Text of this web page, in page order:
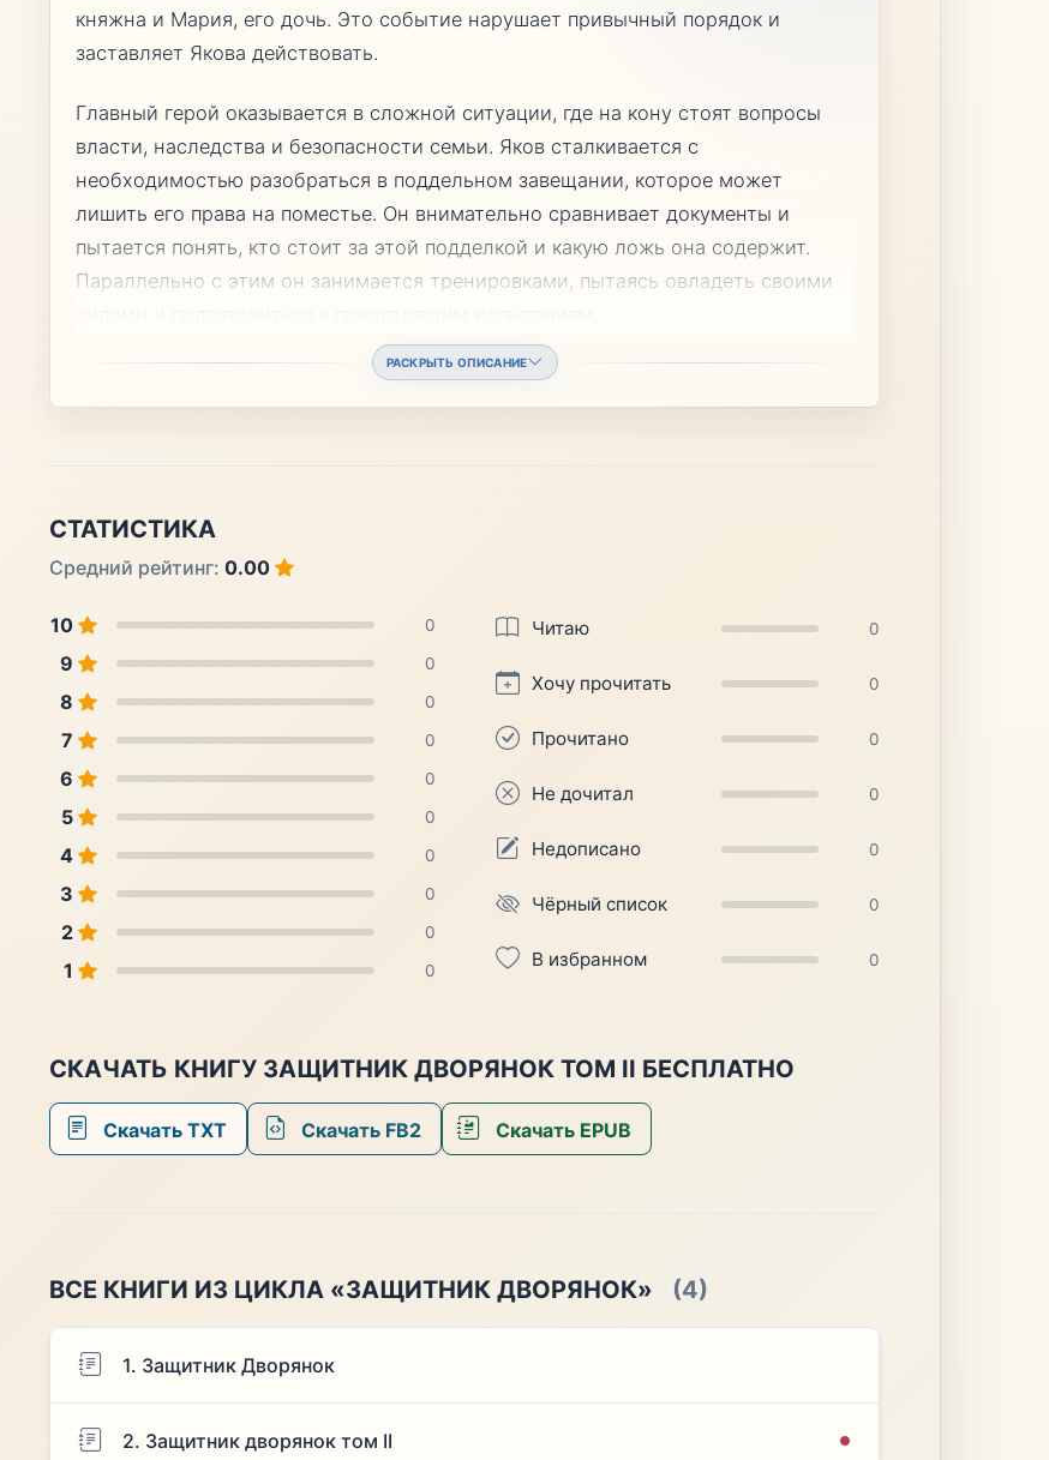
княжна и Мария, его дочь. Это событие нарушает привычный порядок и
заставляет Якова действовать.
Главный герой оказывается в сложной ситуации, где на кону стоят вопросы
власти, наследства и безопасности семьи. Яков сталкивается с
необходимостью разобраться в поддельном завещании, которое может
лишить его права на поместье. Он внимательно сравнивает документы и
пытается понять, кто стоит за этой подделкой и какую ложь она содержит.
Параллельно с этим он занимается тренировками, пытаясь овладеть своими
РАСКРЫТЬ ОПИСАНИЕ
СТАТИСТИКА
Средний рейтинг: 0.00
10 0
9 0
8 0
7 0
6 0
5 0
4 0
3 0
2 0
1 0
Читаю 0
Хочу прочитать 0
Прочитано 0
Не дочитал 0
Недописано 0
Чёрный список 0
В избранном 0
СКАЧАТЬ КНИГУ ЗАЩИТНИК ДВОРЯНОК ТОМ II БЕСПЛАТНО
Скачать TXT Скачать FB2 Скачать EPUB
ВСЕ КНИГИ ИЗ ЦИКЛА «ЗАЩИТНИК ДВОРЯНОК» (4)
1. Защитник Дворянок
2. Защитник дворянок том II